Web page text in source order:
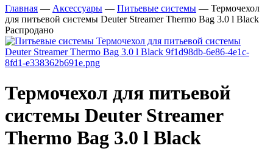
Главная — Аксессуары — Питьевые системы — Термочехол
для питьевой системы Deuter Streamer Thermo Bag 3.0 l Black
Распродано
Термочехол для питьевой
системы Deuter Streamer
Thermo Bag 3.0 l Black